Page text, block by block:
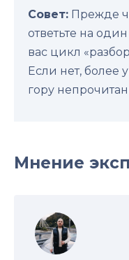
Совет: Прежде
ответьте на
вас цикл
Если нет, более
гору
Мнение